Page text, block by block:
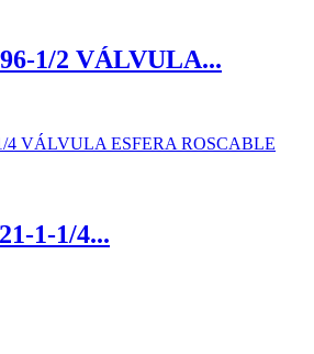
1/2 VÁLVULA...
1-1/4...